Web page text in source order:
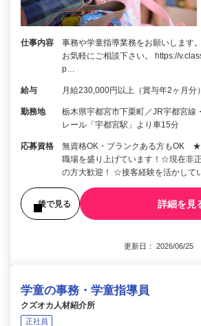
仕事内容
事務や学童指導業務をお願いします
お気軽にご相談下さい。 https://
p…
給与 月給230,000円以上（賞与年2ヶ月分）
勤務地
栃木県宇都宮市下栗町／JR宇都宮線
レール「宇都宮駅」より車15分
応募資格
無資格OK・ブランクある方もOK ★
職場を盛り上げています！☆現在非
の方大歓迎！ ☆接客経験を活かして
後で見る 詳細を見
更新日： 2026/06/25
学童の事務・学童指導員
クズオカ人材紹介所
正社員